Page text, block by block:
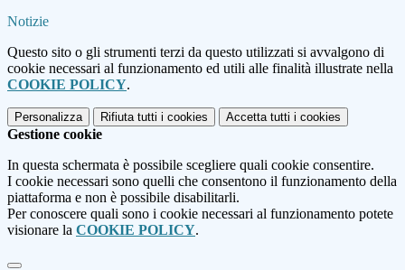
Notizie
Questo sito o gli strumenti terzi da questo utilizzati si avvalgono di
cookie necessari al funzionamento ed utili alle finalità illustrate nella
COOKIE POLICY.
Personalizza Rifiuta tutti i cookies Accetta tutti i cookies
Gestione cookie
In questa schermata è possibile scegliere quali cookie consentire.
I cookie necessari sono quelli che consentono il funzionamento della
piattaforma e non è possibile disabilitarli.
Per conoscere quali sono i cookie necessari al funzionamento potete
visionare la COOKIE POLICY.